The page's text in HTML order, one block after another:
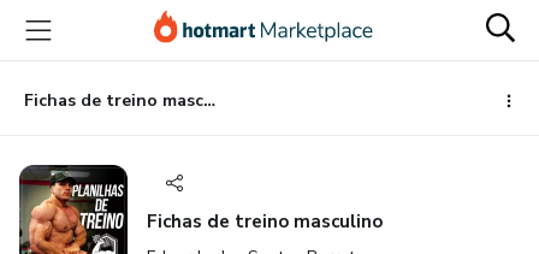
para
conteúdo
principal
para
pagamento
para
rodapé
Fichas de treino masculino
Fichas de treino masculino